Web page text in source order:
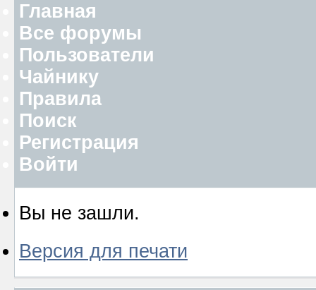
Главная
Все форумы
Пользователи
Чайнику
Правила
Поиск
Регистрация
Войти
Вы не зашли.
Версия для печати